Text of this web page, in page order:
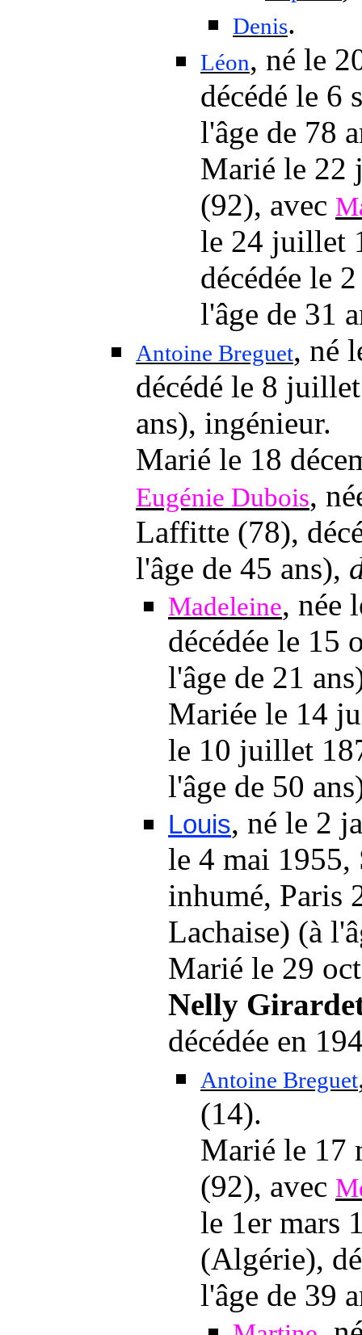
Denis.
Léon, né le
décédé le 6
l'âge de 78
Marié le 22
(92), avec
le 24 juillet
décédée le
l'âge de 31
Antoine Breguet, né
décédé le 8
ans), ingénieur.
Marié le 18
Eugénie Dubois,
Laffitte (78),
l'âge de 45 ans),
Madeleine, née
décédée le 15
l'âge de 21
Mariée le 14
le 10 juillet
l'âge de 50
Louis, né le 2
le 4 mai 1955,
inhumé, Paris
Lachaise) (à
Marié le 29
Nelly
décédée en
Antoine Breguet
(14).
Marié le 17
(92), avec
le 1er mars
(Algérie),
l'âge de 39